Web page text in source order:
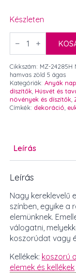
Készleten
Nagy
kereklevelű
hamvas
zöld
5
ágas
mennyiség
Cikkszám: MZ-24285H
hamvas zöld 5 ágas
Kategóriák: Anyák
díszítők Húsvét és
növények és díszítők
Címkék: dekoráció
Leírás
Leírás
Nagy kereklevelű
színben, egyike a
elemünknek.
válogatni,
koszorúdat vagy
Kellékek: koszorú
elemek és kellékek